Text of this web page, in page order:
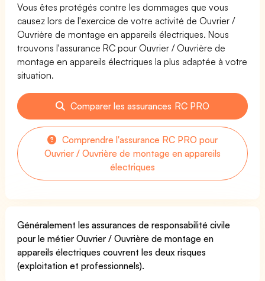
Vous êtes protégés contre les dommages que vous
causez lors de l'exercice de votre activité de Ouvrier /
Ouvrière de montage en appareils électriques. Nous
trouvons l'assurance RC pour Ouvrier / Ouvrière de
montage en appareils électriques la plus adaptée à votre
situation.
Comparer les assurances RC PRO
Comprendre l'assurance RC PRO pour
Ouvrier / Ouvrière de montage en appareils
électriques
Généralement les assurances de responsabilité civile
pour le métier Ouvrier / Ouvrière de montage en
appareils électriques couvrent les deux risques
(exploitation et professionnels).